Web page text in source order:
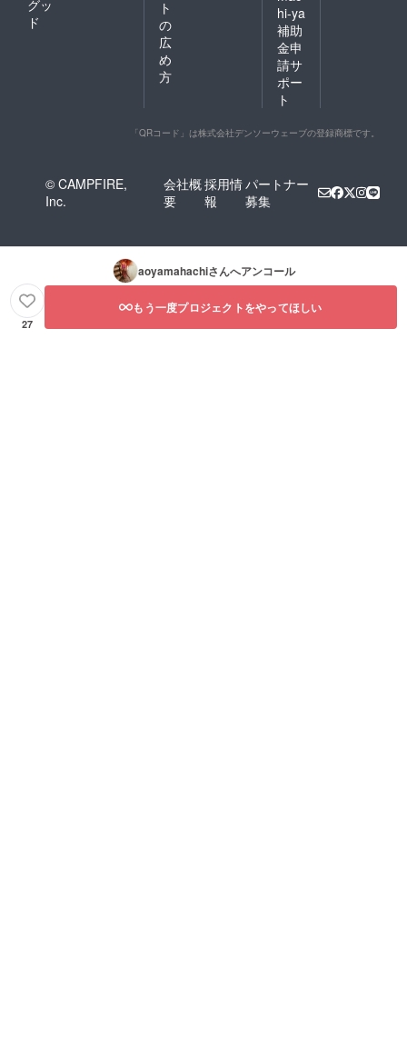
グッ
ド
ト
の
広
め
方
hi-ya
補助
金申
請サ
ポー
ト
「QRコード」は株式会社デンソーウェーブの登録商標です。
© CAMPFIRE,
Inc.
会社概
要
採用情
報
パートナー
募集
aoyamahachiさんへアンコール
27
もう一度プロジェクトをやってほしい